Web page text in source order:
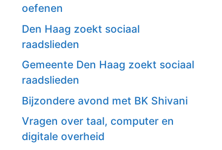
oefenen
Den Haag zoekt sociaal
raadslieden
Gemeente Den Haag zoekt sociaal
raadslieden
Bijzondere avond met BK Shivani
Vragen over taal, computer en
digitale overheid